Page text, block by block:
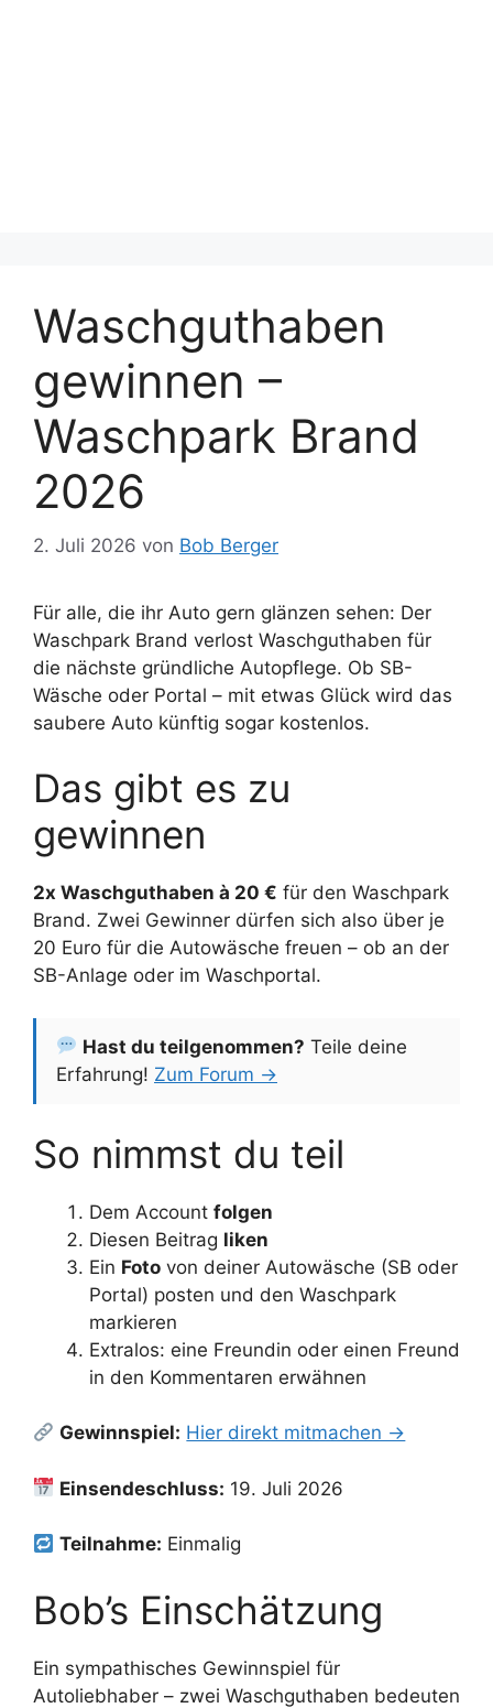
Waschguthaben
gewinnen –
Waschpark Brand
2026
2. Juli 2026 von Bob Berger
Für alle, die ihr Auto gern glänzen sehen: Der
Waschpark Brand verlost Waschguthaben für
die nächste gründliche Autopflege. Ob SB-
Wäsche oder Portal – mit etwas Glück wird das
saubere Auto künftig sogar kostenlos.
Das gibt es zu
gewinnen
2x Waschguthaben à 20 € für den Waschpark
Brand. Zwei Gewinner dürfen sich also über je
20 Euro für die Autowäsche freuen – ob an der
SB-Anlage oder im Waschportal.
Hast du teilgenommen? Teile deine
Erfahrung! Zum Forum →
So nimmst du teil
Dem Account folgen
Diesen Beitrag liken
Ein Foto von deiner Autowäsche (SB oder
Portal) posten und den Waschpark
markieren
Extralos: eine Freundin oder einen Freund
in den Kommentaren erwähnen
Gewinnspiel: Hier direkt mitmachen →
Einsendeschluss: 19. Juli 2026
Teilnahme: Einmalig
Bob’s Einschätzung
Ein sympathisches Gewinnspiel für
Autoliebhaber – zwei Waschguthaben bedeuten